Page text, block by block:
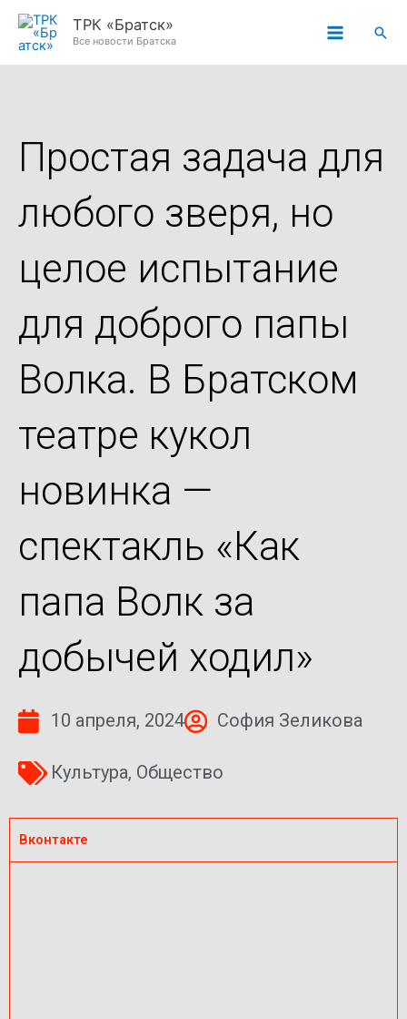
Перейти
ТРК «Братск»
Все новости Братска
Простая задача для
любого зверя, но
целое испытание
для доброго папы
Волка. В Братском
театре кукол
новинка —
спектакль «Как
папа Волк за
добычей ходил»
10 апреля, 2024 София Зеликова
Культура, Общество
Вконтакте